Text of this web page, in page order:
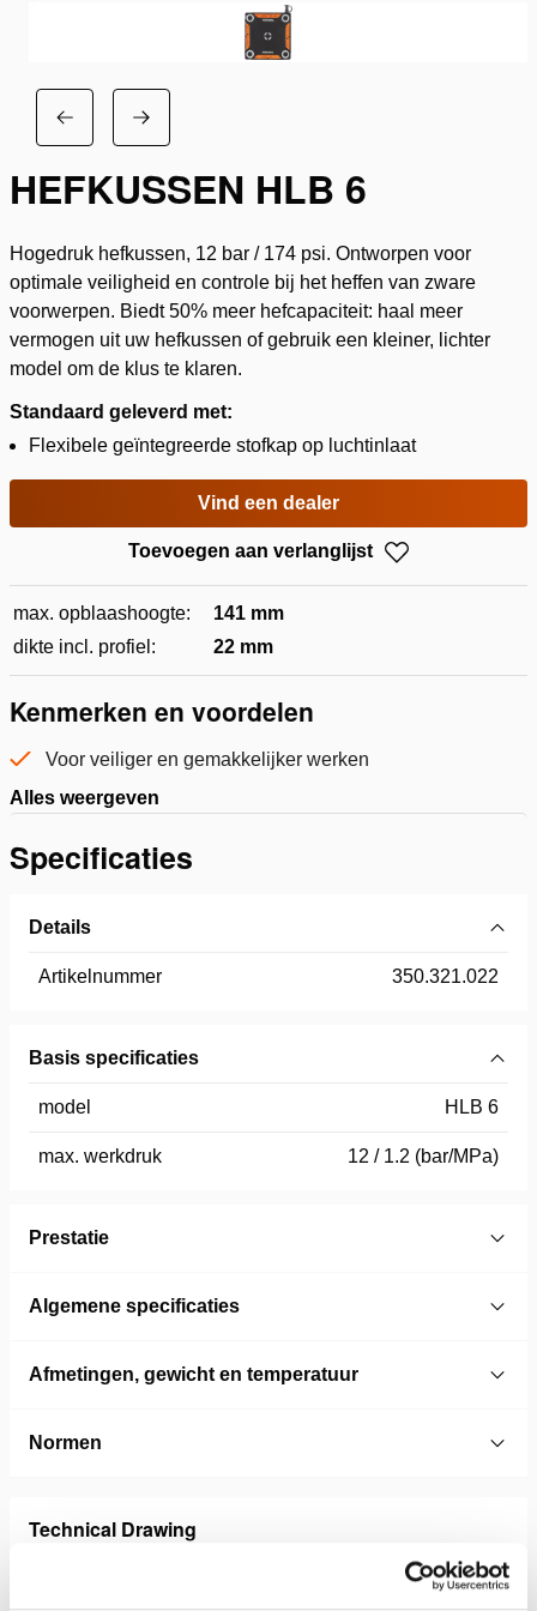
HEFKUSSEN HLB 6
Hogedruk hefkussen, 12 bar / 174 psi. Ontworpen voor
optimale veiligheid en controle bij het heffen van zware
voorwerpen. Biedt 50% meer hefcapaciteit: haal meer
vermogen uit uw hefkussen of gebruik een kleiner, lichter
model om de klus te klaren.
Standaard geleverd met:
Flexibele geïntegreerde stofkap op luchtinlaat
Vind een dealer
Toevoegen aan verlanglijst
max. opblaashoogte:
141 mm
dikte incl. profiel:
22 mm
Kenmerken en voordelen
Voor veiliger en gemakkelijker werken
Alles weergeven
Specificaties
Details
Artikelnummer 350.321.022
Basis specificaties
model HLB 6
max. werkdruk 12 / 1.2 (bar/MPa)
Prestatie
Algemene specificaties
Afmetingen, gewicht en temperatuur
Normen
Technical Drawing
Technical Drawing HLB 6, HLB 8